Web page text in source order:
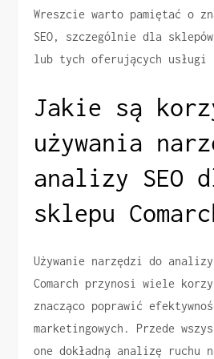
Wreszcie warto pamiętać o
SEO, szczególnie dla
lub tych oferujących usługi
Jakie są
używania
analizy SEO
sklepu
Używanie narzędzi do
Comarch przynosi wiele
znacząco poprawić
marketingowych. Przede
one dokładną analizę ruchu